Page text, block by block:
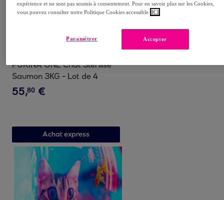
PURINA ONE Chat Stérilisé
Saumon 3KG - Lot de 4
55,80 €
Achat express
expérience et ne sont pas soumis à consentement. Pour en savoir plus sur les Cookies,
vous pouvez consulter notre Politique Cookies accessible ICI
Accepter
Paramétrer